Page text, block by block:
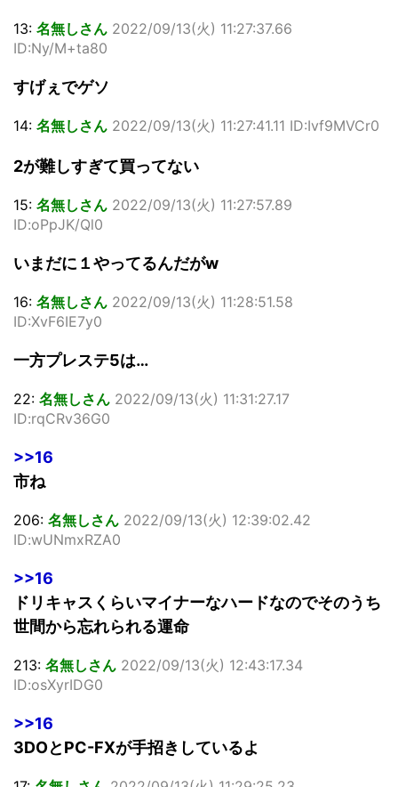
13: 名無しさん 2022/09/13(火) 11:27:37.66
ID:Ny/M+ta80
すげぇでゲソ
14: 名無しさん 2022/09/13(火) 11:27:41.11 ID:Ivf9MVCr0
2が難しすぎて買ってない
15: 名無しさん 2022/09/13(火) 11:27:57.89
ID:oPpJK/Ql0
いまだに１やってるんだがw
16: 名無しさん 2022/09/13(火) 11:28:51.58
ID:XvF6IE7y0
一方プレステ5は…
22: 名無しさん 2022/09/13(火) 11:31:27.17
ID:rqCRv36G0
>>16
市ね
206: 名無しさん 2022/09/13(火) 12:39:02.42
ID:wUNmxRZA0
>>16
ドリキャスくらいマイナーなハードなのでそのうち
世間から忘れられる運命
213: 名無しさん 2022/09/13(火) 12:43:17.34
ID:osXyrIDG0
>>16
3DOとPC-FXが手招きしているよ